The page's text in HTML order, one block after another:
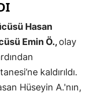
Muğla
Muş
Nevşehir
Niğde
Hasan
Emin Ö., olay
kaldırıldı.
Hüseyin A.'nın,